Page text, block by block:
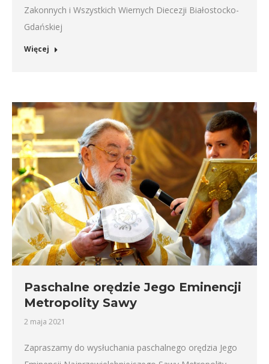
Zakonnych i Wszystkich Wiernych Diecezji Białostocko-
Gdańskiej
Więcej
Paschalne orędzie Jego Eminencji
Metropolity Sawy
2 maja 2021
Zapraszamy do wysłuchania paschalnego orędzia Jego